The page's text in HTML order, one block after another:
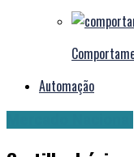
Automação